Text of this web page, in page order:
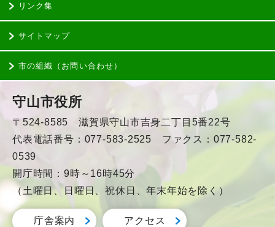
リンク集
サイトマップ
市の組織（お問い合わせ）
守山市役所
〒524-8585 滋賀県守山市吉身二丁目5番22号
代表電話番号：077-583-2525 ファクス：077-582-
0539
開庁時間：9時～16時45分
（土曜日、日曜日、祝休日、年末年始を除く）
庁舎案内 アクセス